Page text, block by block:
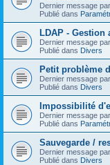
Dernier message par
Publié dans
LDAP - Gestion
Dernier message par
Publié dans Divers
Petit problème
Dernier message par
Publié dans Divers
Impossibilité
Dernier message par
Publié dans
Sauvegarde /
Dernier message par
Publié dans Divers